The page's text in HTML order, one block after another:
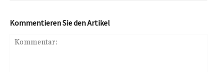
Kommentieren Sie den Artikel